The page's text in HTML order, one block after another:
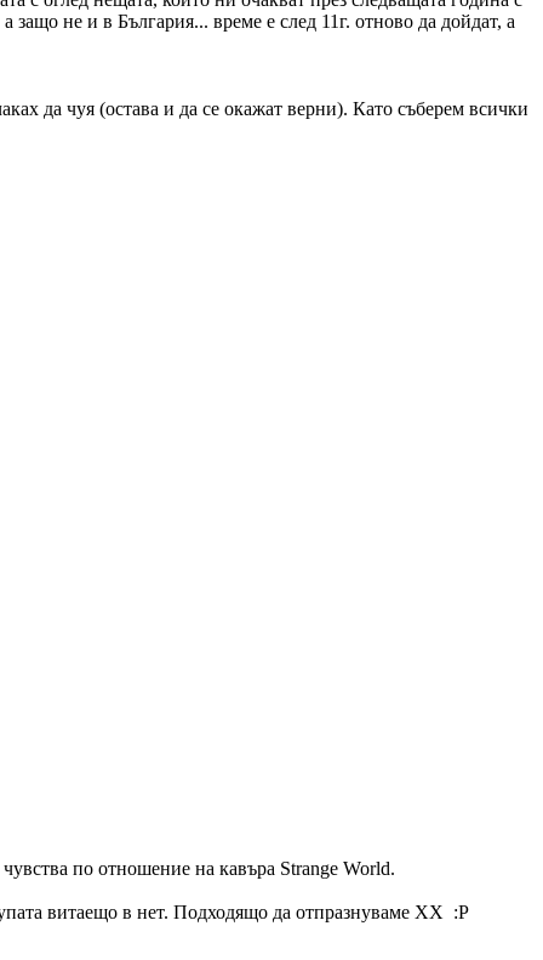
не и в България... време е след 11г. отново да дойдат, а
да чуя (остава и да се окажат верни). Като съберем всички
по отношение на кавъра Strange World.
витаещо в нет. Подходящо да отпразнуваме XX :P